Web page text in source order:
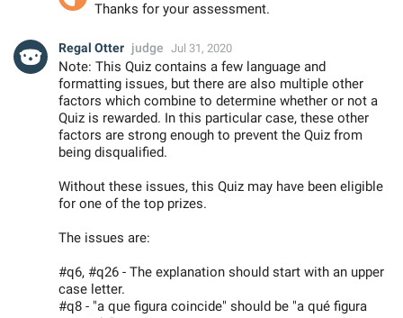
Thanks for your assessment.
Regal Otter judge Jul 31, 2020
Note: This Quiz contains a few language and
formatting issues, but there are also multiple other
factors which combine to determine whether or not a
Quiz is rewarded. In this particular case, these other
factors are strong enough to prevent the Quiz from
being disqualified.
Without these issues, this Quiz may have been eligible
for one of the top prizes.
The issues are:
#q6, #q26 - The explanation should start with an upper
case letter.
#q8 - "a que figura coincide" should be "a qué figura